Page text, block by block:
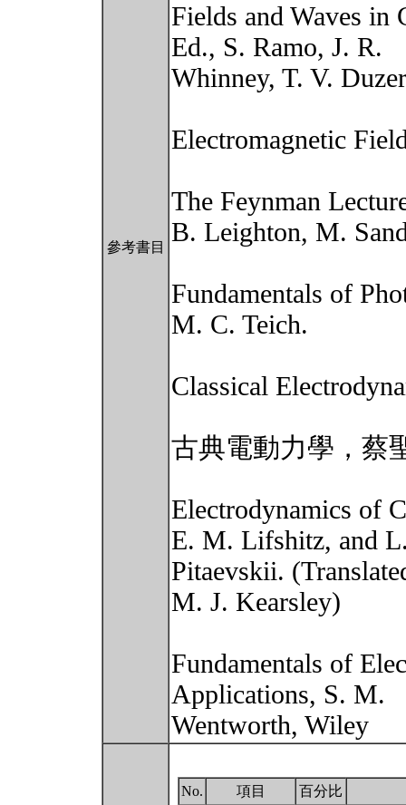
參考書目
Fields and Waves in
Ed., S. Ramo, J. R.
Whinney, T. V.
Electromagnetic
The Feynman
B. Leighton, M.
Fundamentals of
M. C. Teich.
Classical
古典電動力學，蔡
Electrodynamics of
E. M. Lifshitz, and
Pitaevskii.
M. J. Kearsley)
Fundamentals of
Applications, S. M.
Wentworth, Wiley
No. 項目 百分比